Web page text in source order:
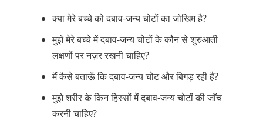
क्या मेरे बच्चे को दबाव-जन्य चोटों का जोखिम है?
मुझे मेरे बच्चे में दबाव-जन्य चोटों के कौन से शुरुआती
लक्षणों पर नज़र रखनी चाहिए?
मैं कैसे बताऊँ कि दबाव-जन्य चोट और बिगड़ रही है?
मुझे शरीर के किन हिस्सों में दबाव-जन्य चोटों की जाँच
करनी चाहिए?